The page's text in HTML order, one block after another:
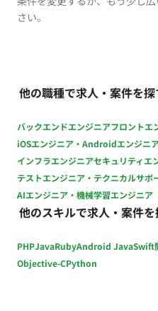
さい。
他の職種で求人・案件を探
バックエンドエンジニアフロントエ
iOSエンジニア・Androidエンジニ
インフラエンジニアセキュリティエ
テストエンジニア・テクニカルサポ
AIエンジニア・機械学習エンジニア
他のスキルで求人・案件を
PHPJavaRubyAndroid JavaSwift
Objective-CPython